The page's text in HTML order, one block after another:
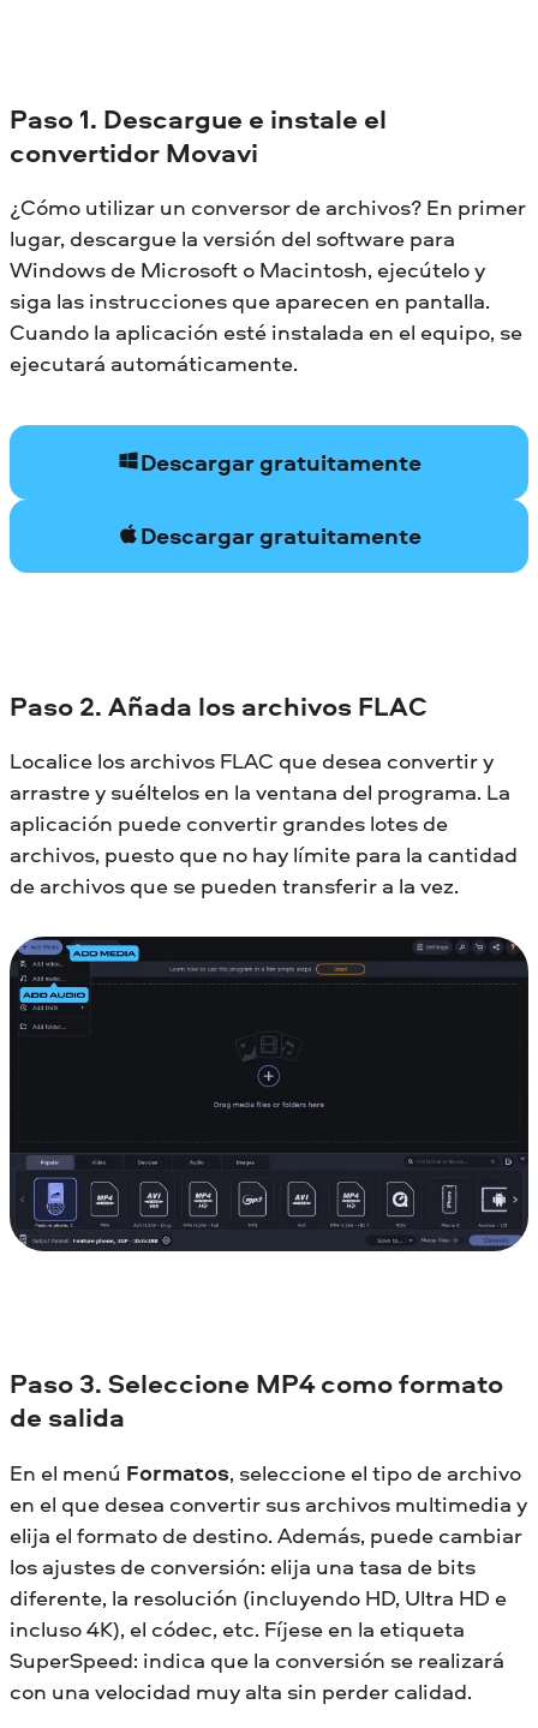
Paso 1. Descargue e instale el
convertidor Movavi
¿Cómo utilizar un conversor de archivos? En primer
lugar, descargue la versión del software para
Windows de Microsoft o Macintosh, ejecútelo y
siga las instrucciones que aparecen en pantalla.
Cuando la aplicación esté instalada en el equipo, se
ejecutará automáticamente.
Descargar gratuitamente
Descargar gratuitamente
Paso 2. Añada los archivos FLAC
Localice los archivos FLAC que desea convertir y
arrastre y suéltelos en la ventana del programa. La
aplicación puede convertir grandes lotes de
archivos, puesto que no hay límite para la cantidad
de archivos que se pueden transferir a la vez.
Paso 3. Seleccione MP4 como formato
de salida
En el menú Formatos, seleccione el tipo de archivo
en el que desea convertir sus archivos multimedia y
elija el formato de destino. Además, puede cambiar
los ajustes de conversión: elija una tasa de bits
diferente, la resolución (incluyendo HD, Ultra HD e
incluso 4K), el códec, etc. Fíjese en la etiqueta
SuperSpeed: indica que la conversión se realizará
con una velocidad muy alta sin perder calidad.